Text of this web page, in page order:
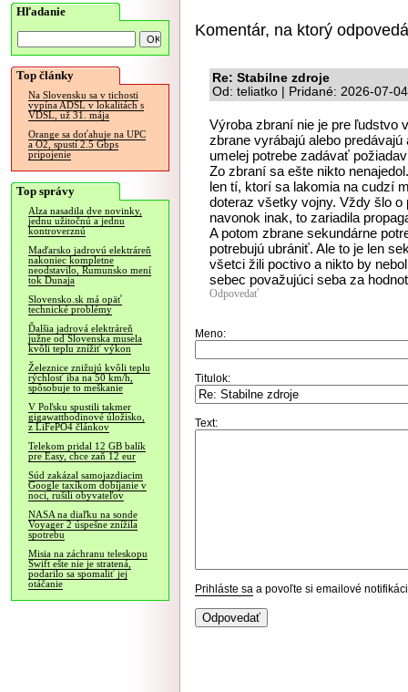
Hľadanie
Top články
Na Slovensku sa v tichosti
vypína ADSL v lokalitách s
VDSL, už 31. mája
Orange sa doťahuje na UPC
a O2, spustí 2.5 Gbps
pripojenie
Top správy
Alza nasadila dve novinky,
jednu užitočnú a jednu
kontroverznú
Maďarsko jadrovú elektráreň
nakoniec kompletne
neodstavilo, Rumunsko mení
tok Dunaja
Slovensko.sk má opäť
technické problémy
Ďalšia jadrová elektráreň
južne od Slovenska musela
kvôli teplu znížiť výkon
Železnice znižujú kvôli teplu
rýchlosť iba na 50 km/h,
spôsobuje to meškanie
V Poľsku spustili takmer
gigawatthodinové úložisko,
z LiFePO4 článkov
Telekom pridal 12 GB balík
pre Easy, chce zaň 12 eur
Súd zakázal samojazdiacim
Google taxíkom dobíjanie v
noci, rušili obyvateľov
NASA na diaľku na sonde
Voyager 2 úspešne znížila
spotrebu
Misia na záchranu teleskopu
Swift ešte nie je stratená,
podarilo sa spomaliť jej
otáčanie
Komentár, na ktorý
Re: Stabilne zdroje
Od: teliatko | Pridané: 2026-07-
Výroba zbraní nie je pre ľudstvo
zbrane vyrábajú alebo
umelej potrebe zadávať
Zo zbraní sa ešte nikto
len tí, ktorí sa lakomia na cudzí
doteraz všetky vojny. Vždy šlo o
navonok inak, to zariadila
A potom zbrane sekundárne
potrebujú ubrániť. Ale to je len
všetci žili poctivo a nikto by
sebec považujúci seba za
Odpovedať
Meno:
Titulok:
Text:
Prihláste sa a povoľte si emailové